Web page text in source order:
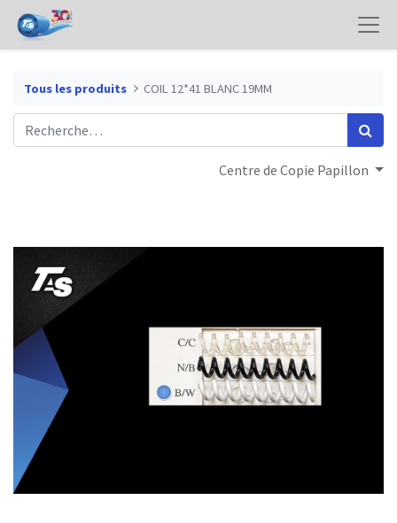
Tous les produits COIL 12*41 BLANC 19MM
Centre de Copie Papillon